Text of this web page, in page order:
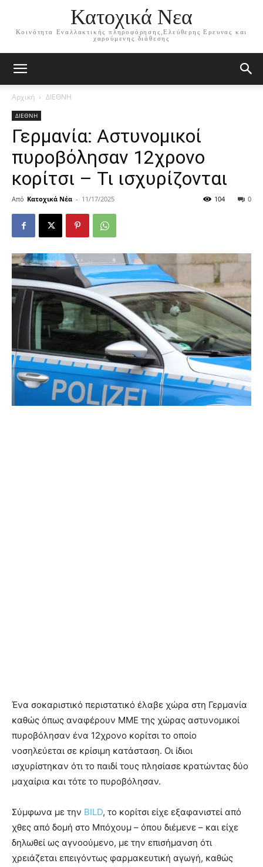
Κατοχικά Νεα
Κοινότητα Εναλλακτικής πληροφόρησης,Ελεύθερης Ερευνας και
χαρούμενης διάθεσης
Αρχική ΔΙΕΘΝΗ
ΔΙΕΘΝΗ
Γερμανία: Αστυνομικοί
πυροβόλησαν 12χρονο
κορίτσι – Τι ισχυρίζονται
Από Κατοχικά Νέα - 11/17/2025 0
104
Ένα σοκαριστικό περιστατικό έλαβε χώρα στη Γερμανία
καθώς όπως αναφέρουν ΜΜΕ της χώρας αστυνομικοί
πυροβόλησαν ένα 12χρονο κορίτσι το οποίο
νοσηλεύεται σε κρίσιμη κατάσταση. Οι ίδιοι
ισχυρίστηκαν ότι το παιδί τους πλησίασε κρατώντας δύο
μαχαίρια και τότε το πυροβόλησαν.
Σύμφωνα με την BILD, το κορίτσι είχε εξαφανιστεί από
χθες από δομή στο Μπόχουμ – όπου διέμενε – και είχε
δηλωθεί ως αγνοούμενο, με την επισήμανση ότι
χρειάζεται επειγόντως φαρμακευτική αγωγή, καθώς